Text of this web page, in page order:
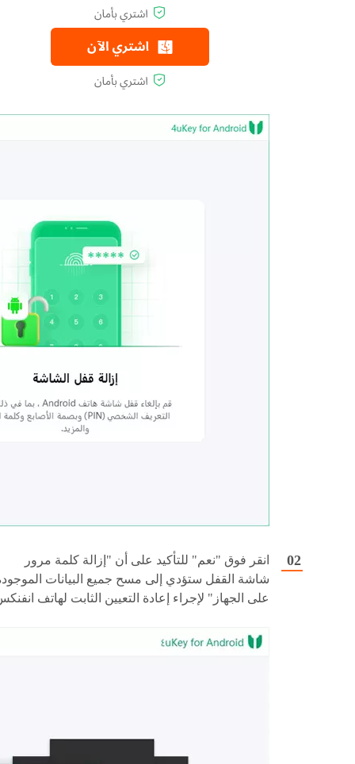
انقر فوق "نعم" للتأكيد على أن "إزالة كلمة مرور
شاشة القفل ستؤدي إلى مسح جميع البيانات
على الجهاز" لإجراء إعادة التعيين الثابت لهاتف